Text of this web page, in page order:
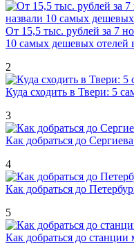
От 15,5 тыс. рублей за 7
10 самых дешевых отелей
2
Куда сходить в Твери: 5
3
Как добраться до
4
Как добраться до
5
Как добраться до станции